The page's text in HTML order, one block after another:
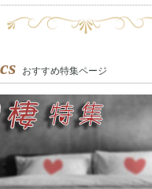
おすすめ特集ページ